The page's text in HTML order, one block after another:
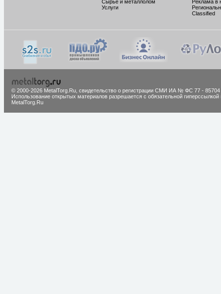
Сырье и металлолом
Услуги
Реклама в
Classified
© 2000-2026 MetalTorg.Ru, cвидетельство о регистрации СМИ ИА № ФС 77 - 85704
Использование открытых материалов разрешается с обязательной гиперссылкой
MetalTorg.Ru